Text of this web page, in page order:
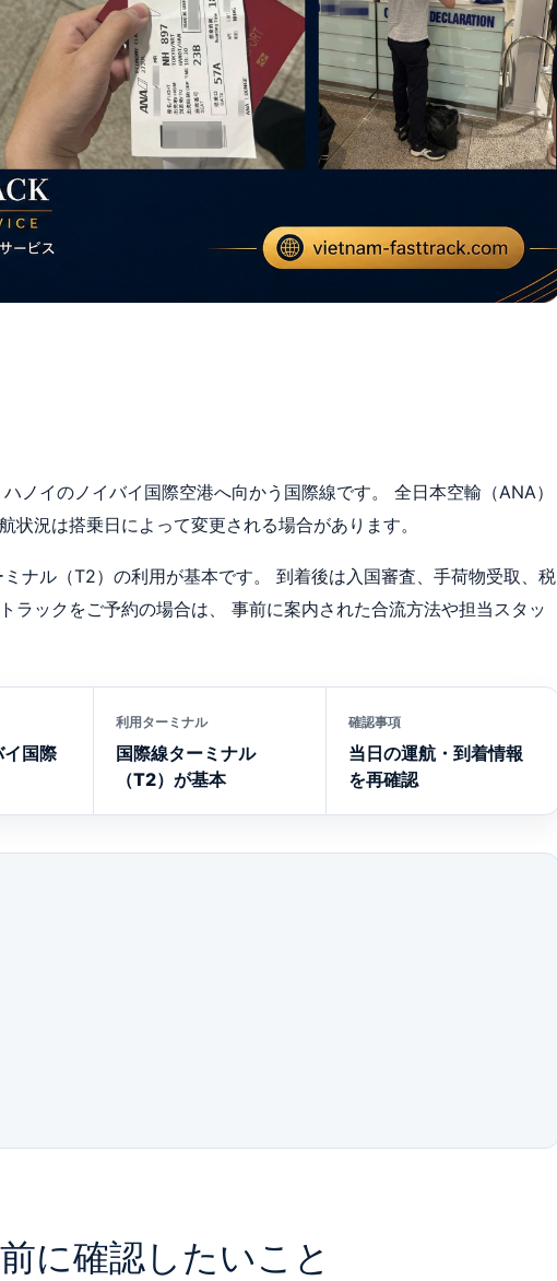
ノイのノイバイ国際空港へ向かう国際線です。 全日本空輸（ANA）
況は搭乗日によって変更される場合があります。
ナル（T2）の利用が基本です。 到着後は入国審査、手荷物受取、税
ラックをご予約の場合は、 事前に案内された合流方法や担当スタッ
イ国際
利用ターミナル
国際線ターミナル
（T2）が基本
確認事項
当日の運航・到着情報
を再確認
に確認したいこと